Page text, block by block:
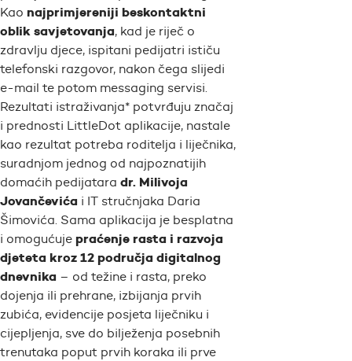
Kao najprimjereniji beskontaktni
oblik savjetovanja, kad je riječ o
zdravlju djece, ispitani pedijatri ističu
telefonski razgovor, nakon čega slijedi
e-mail te potom messaging servisi.
Rezultati istraživanja* potvrđuju značaj
i prednosti LittleDot aplikacije, nastale
kao rezultat potreba roditelja i liječnika,
suradnjom jednog od najpoznatijih
domaćih pedijatara dr. Milivoja
Jovančevića i IT stručnjaka Daria
Šimovića. Sama aplikacija je besplatna
i omogućuje praćenje rasta i razvoja
djeteta kroz 12 područja digitalnog
dnevnika – od težine i rasta, preko
dojenja ili prehrane, izbijanja prvih
zubića, evidencije posjeta liječniku i
cijepljenja, sve do bilježenja posebnih
trenutaka poput prvih koraka ili prve